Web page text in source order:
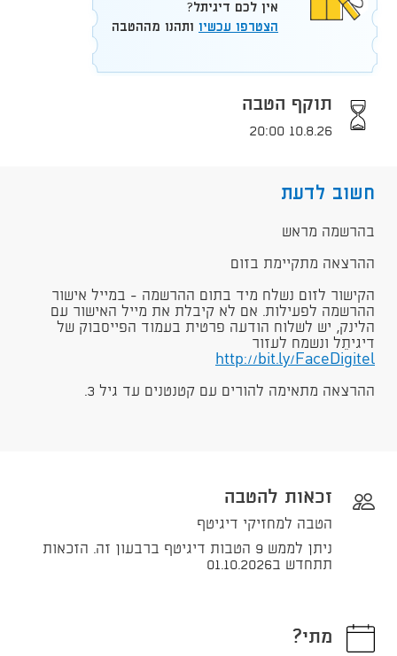
אין לכם דיגיתל?
הצטרפו עכשיו ותהנו מההטבה
תוקף הטבה
10.8.26 20:00
חשוב לדעת
בהרשמה מראש
ההרצאה מתקיימת בזום
הקישור לזום נשלח מיד בתום ההרשמה - במייל אישור
ההרשמה לפעילות. אם לא קיבלת את מייל האישור עם
הלינק, יש לשלוח הודעה פרטית בעמוד הפייסבוק של
דיגיתֵל ונשמח לעזור
http://bit.ly/FaceDigitel
ההרצאה מתאימה להורים עם קטנטנים עד גיל 3.
זכאות להטבה
הטבה למחזיקי דיגיטף
ניתן לממש 9 הטבות דיגיטף ברבעון זה. הזכאות
תתחדש ב01.10.2026
מתי?